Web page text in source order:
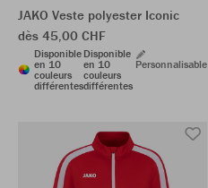
JAKO Veste polyester Iconic
dès 45,00 CHF
Disponible
en 10
couleurs
différentes
Disponible
en 10
couleurs
différentes
Personnalisable